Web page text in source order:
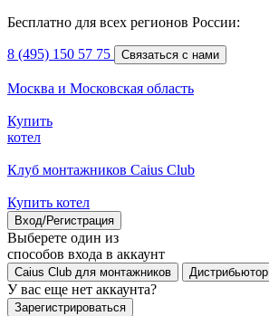
Бесплатно для всех регионов России:
8 (495) 150 57 75 Связаться с нами
Москва и Московская область
Купить
котел
Клуб монтажников Caius Club
Купить котел
Вход/Регистрация
Выберете один из
способов входа в аккаунт
Caius Club для монтажников Дистрибьютор
У вас еще нет аккаунта?
Зарегистрироваться